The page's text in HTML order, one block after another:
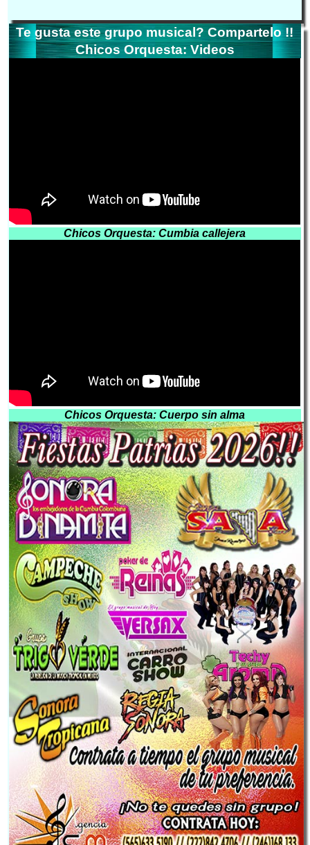
Te gusta este grupo musical? Compartelo !!
Chicos Orquesta: Videos
Chicos Orquesta: Cumbia callejera
Chicos Orquesta: Cuerpo sin alma